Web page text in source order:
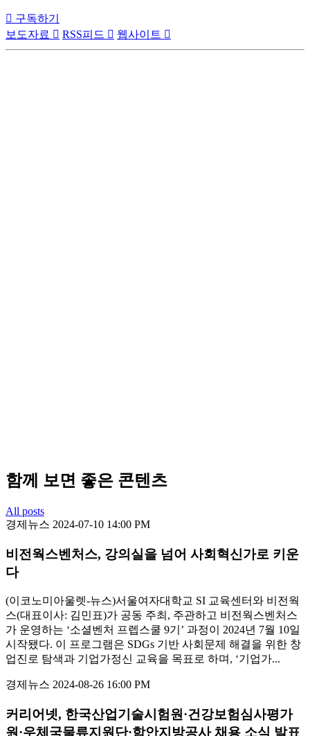
 구독하기
보도자료  RSS피드  웹사이트 
함께 보면 좋은 콘텐츠
All posts
경제뉴스 2024-07-10 14:00 PM
비전웍스벤처스, 강의실을 넘어 사회혁신가로 키운
다
(이코노미아울렛-뉴스)서울여자대학교 SI 교육센터와 비전웍
스(대표이사: 김민표)가 공동 주최, 주관하고 비전웍스벤처스
가 운영하는 ‘소셜벤처 프렙스쿨 9기’ 과정이 2024년 7월 10일
시작됐다. 이 프로그램은 SDGs 기반 사회문제 해결을 위한 창
업진로 탐색과 기업가정신 교육을 목표로 하며, ‘기업가...
경제뉴스 2024-08-26 16:00 PM
커리어넷, 한국산업기술시험원·건강보험심사평가
원·우체국물류지원단·함안지방공사 채용 소식 발표